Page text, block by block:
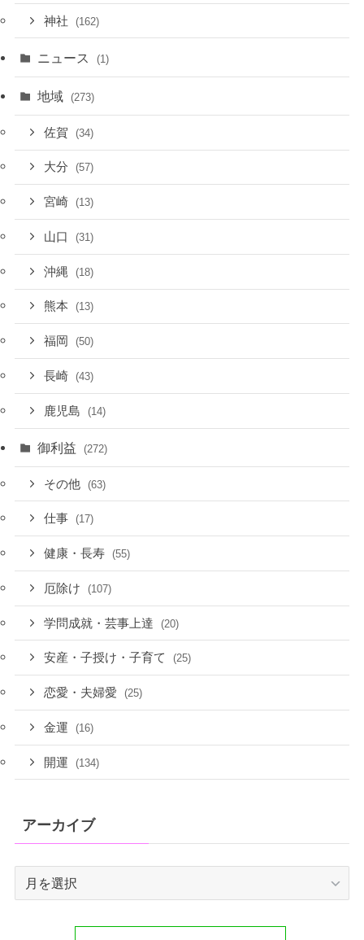
神社 (162)
ニュース (1)
地域 (273)
佐賀 (34)
大分 (57)
宮崎 (13)
山口 (31)
沖縄 (18)
熊本 (13)
福岡 (50)
長崎 (43)
鹿児島 (14)
御利益 (272)
その他 (63)
仕事 (17)
健康・長寿 (55)
厄除け (107)
学問成就・芸事上達 (20)
安産・子授け・子育て (25)
恋愛・夫婦愛 (25)
金運 (16)
開運 (134)
アーカイブ